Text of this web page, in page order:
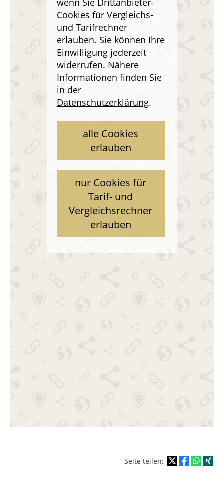
Cookies für Vergleichs-
und Tarifrechner
erlauben. Sie können Ihre
Einwilligung jederzeit
widerrufen. Nähere
Informationen finden Sie
in der
Datenschutzerklärung.
alle Cookies
erlauben
nur Cookies für
Tarif- und
Vergleichsrechner
erlauben
Seite teilen: